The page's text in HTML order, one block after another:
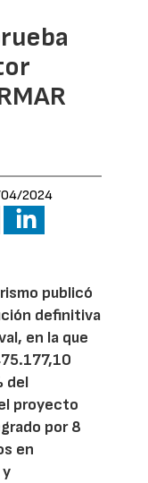
2024
publicó
definitiva
en la que
del
proyecto
por 8
en